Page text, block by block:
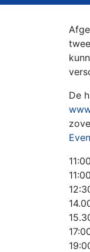
De